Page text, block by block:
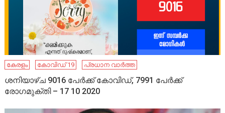
കേരളം കോവിഡ് 19 പ്രധാന വാർത്ത
ശനിയാഴ്ച 9016 പേർക്ക് കോവിഡ്, 7991 പേർക്ക്
രോഗമുക്തി – 17 10 2020